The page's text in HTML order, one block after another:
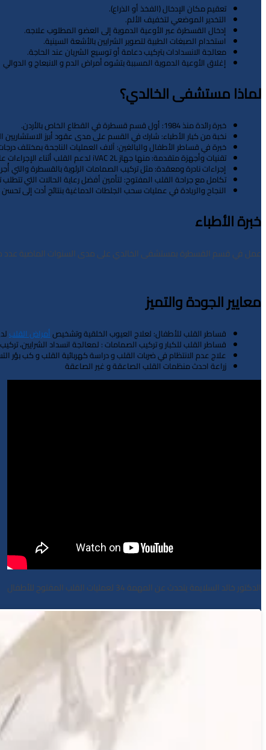
تعقيم مكان الإدخال (الفخذ أو الذراع).
التخدير الموضعي لتخفيف الألم.
إدخال القسطرة عبر الأوعية الدموية إلى العضو المطلوب علاجه.
استخدام الصبغات الطبية لتصوير الشرايين بالأشعة السينية.
معالجة الانسدادات بتركيب دعامة أو توسيع الشريان عند الحاجة.
إغلاق الأوعية الدموية المسببة بتشوه أمراض الدم و الانبعاج و الدوالي
لماذا مستشفى الخالدي؟
خبرة رائدة منذ 1984: أول قسم قسطرة في القطاع الخاص بالأردن.
نخبة من كبار الأطباء: شارك في القسم على مدى عقود أبرز الاستشاريين
خبرة في قساطر الأطفال والبالغين: آلاف العمليات الناجحة بمختلف
تقنيات وأجهزة متقدمة: منها جهاز iVAC 2L لدعم القلب أثناء الإجراءات عالية الخطورة، وأنظمة تصوير رقمية عالية الدقة.
إجراءات نادرة ومعقدة: مثل تركيب الصمامات الرئوية بالقسطرة والتي
تكامل مع جراحة القلب المفتوح: لتأمين أفضل رعاية الحالات التي
النجاح والريادة في عمليات سحب الجلطات الدماغية بنتائج أدت إلى
خبرة الأطباء
عمل في قسم القسطرة بمستشفى الخالدي على مدى السنوات الماضية عدد من
معايير الجودة والتميز
قساطر القلب للأطفال: لعلاج العيوب الخلقية وتشخيصأمراض القلب
قساطر القلب للكبار و تركيب الصمامات : لمعالجة انسداد الشرايين،
علاج عدم الانتظام في ضربات القلب و دراسة كهربائية القلب و كب بؤر
زراعة احدث منظمات القلب الصاعقة و غير الصاعقة
الدكتور خالد السلايمة يتحدث عن المهمة 34 لعمليات القلب المفتوح للأطفال